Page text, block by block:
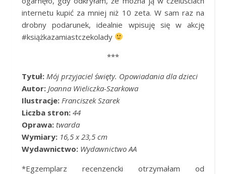
internetu kupić za mniej niż 10 zeta. W sam raz na
drobny podarunek, idealnie wpisuję się w akcję
#książkazamiastczekolady
***
Tytuł: Mój przyjaciel święty. Opowiadania dla dzieci
Autor: Joanna Wieliczka-Szarkowa
Ilustracje: Franciszek Szarek
Liczba stron: 44
Oprawa: twarda
Wymiary: 16,5 x 23,5 cm
Wydawnictwo: Wydawnictwo AA
*Egzemplarz recenzencki otrzymałam od